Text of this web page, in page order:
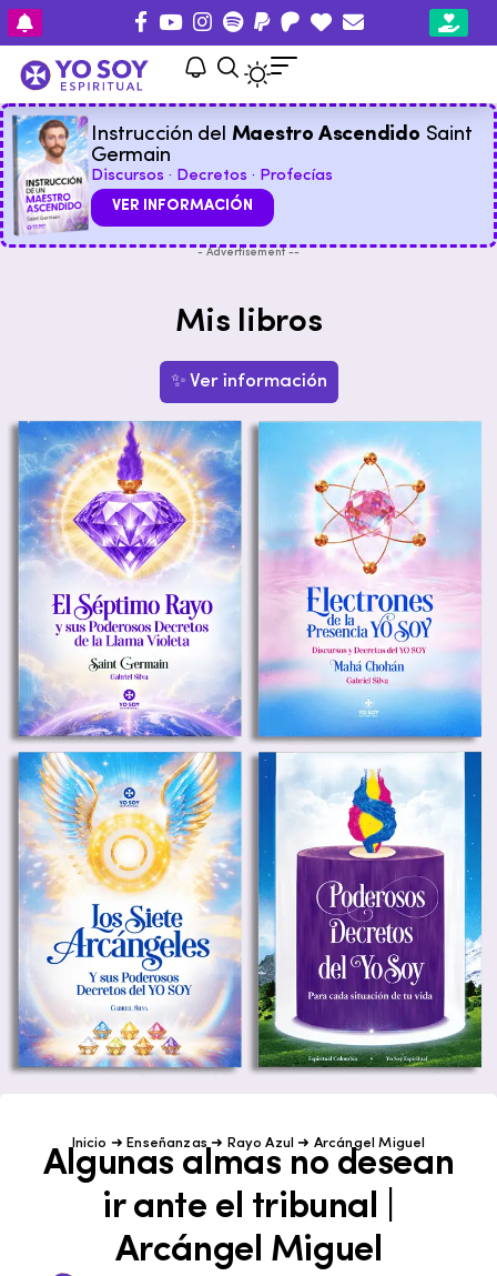
Instrucción del Maestro Ascendido Saint
Germain
Discursos · Decretos · Profecías
VER INFORMACIÓN
- Advertisement --
Mis libros
✨ Ver información
Inicio ➜ Enseñanzas ➜ Rayo Azul ➜ Arcángel Miguel
Algunas almas no desean
ir ante el tribunal |
Arcángel Miguel